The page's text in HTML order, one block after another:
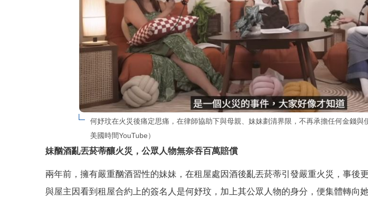
何妤玟在火災後痛定思痛，在律師協助下與母親、妹妹劃清界限，不再承擔任何金錢與
美國時間YouTube）
妹酗酒亂丟菸蒂釀火災，公眾人物無奈吞百萬賠償
兩年前，擁有嚴重酗酒習性的妹妹，在租屋處因酒後亂丟菸蒂引發嚴重火災，事後
與屋主因看到租屋合約上的簽名人是何妤玟，加上其公眾人物的身分，便集體轉向